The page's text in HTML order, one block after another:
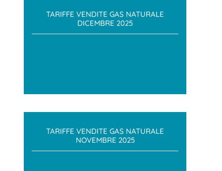
TARIFFE VENDITE GAS NATURALE
DICEMBRE 2025
TARIFFE VENDITE GAS NATURALE
NOVEMBRE 2025